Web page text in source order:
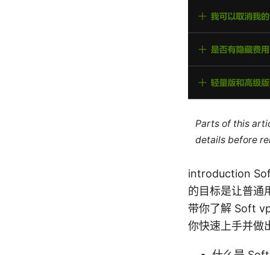
Parts of this
details before
introduction
的目标是让普通
带你了解 Soft
你快速上手并做